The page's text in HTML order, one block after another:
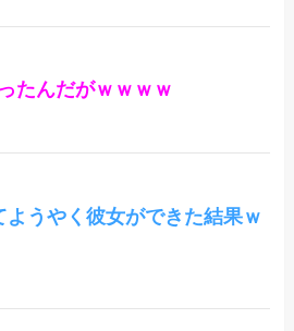
たんだがｗｗｗｗ
ようやく彼女ができた結果ｗ